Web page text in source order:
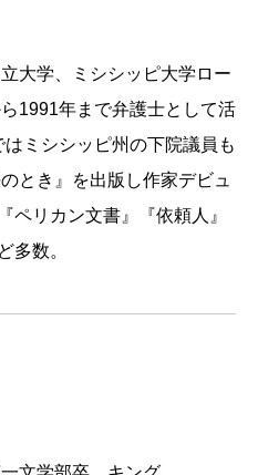
大学、ミシシッピ大学ロー
1991年まで弁護士として活
ミシシッピ州の下院議員も
とき』を出版し作家デビュ
ペリカン文書』『依頼人』
多数。